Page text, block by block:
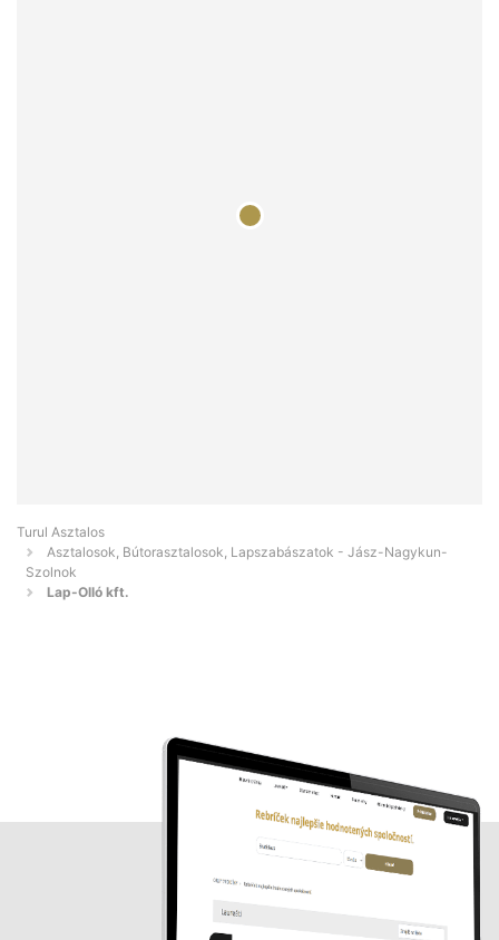
Turul Asztalos
Asztalosok, Bútorasztalosok, Lapszabászatok - Jász-Nagykun-
Szolnok
Lap-Olló kft.